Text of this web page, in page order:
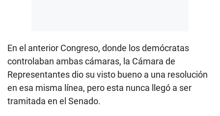
En el anterior Congreso, donde los demócratas
controlaban ambas cámaras, la Cámara de
Representantes dio su visto bueno a una resolución
en esa misma línea, pero esta nunca llegó a ser
tramitada en el Senado.